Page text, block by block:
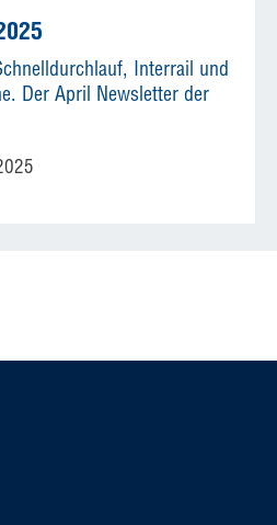
Interrail und
Der April Newsletter der